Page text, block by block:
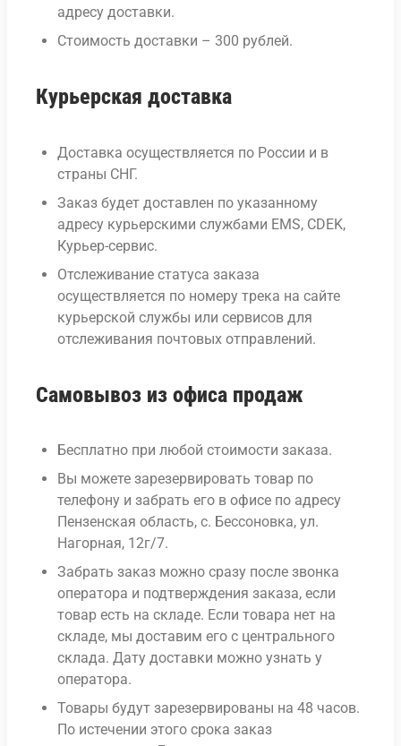
адресу доставки.
Стоимость доставки – 300 рублей.
Курьерская доставка
Доставка осуществляется по России и в
страны СНГ.
Заказ будет доставлен по указанному
адресу курьерскими службами EMS, CDEK,
Курьер-сервис.
Отслеживание статуса заказа
осуществляется по номеру трека на сайте
курьерской службы или сервисов для
отслеживания почтовых отправлений.
Самовывоз из офиса продаж
Бесплатно при любой стоимости заказа.
Вы можете зарезервировать товар по
телефону и забрать его в офисе по адресу
Пензенская область, с. Бессоновка, ул.
Нагорная, 12г/7.
Забрать заказ можно сразу после звонка
оператора и подтверждения заказа, если
товар есть на складе. Если товара нет на
складе, мы доставим его с центрального
склада. Дату доставки можно узнать у
оператора.
Товары будут зарезервированы на 48 часов.
По истечении этого срока заказ